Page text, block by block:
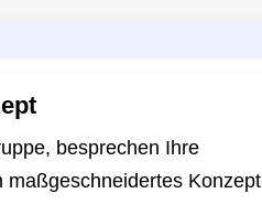
besprechen Ihre
maßgeschneidertes Konzept